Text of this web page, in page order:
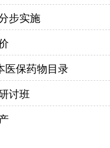
步实施
医保药物目录
讨班